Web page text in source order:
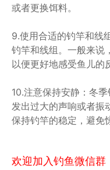
或者更换饵料。
9.使用合适的钓竿和线
钓竿和线组。一般来说
以便更好地感受鱼儿的
10.注意保持安静：冬
发出过大的声响或者振
保持钓竿的稳定，避免
欢迎加入钓鱼微信